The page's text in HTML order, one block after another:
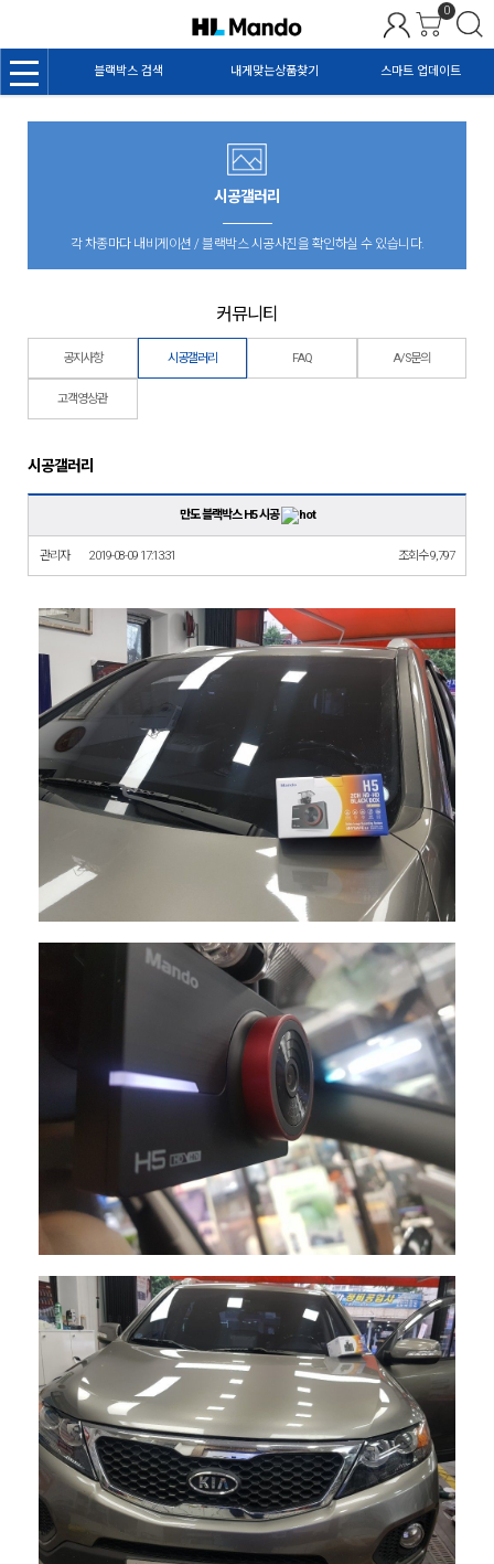
0
블랙박스 검색 내게맞는상품찾기 스마트 업데이트
시공갤러리
각 차종마다 내비게이션 / 블랙박스 시공사진을 확인하실 수 있습니다.
커뮤니티
공지사항 시공갤러리 FAQ A/S문의
고객영상관
시공갤러리
만도 블랙박스 H5 시공
관리자 2019-08-09 17:13:31 조회수 9,797